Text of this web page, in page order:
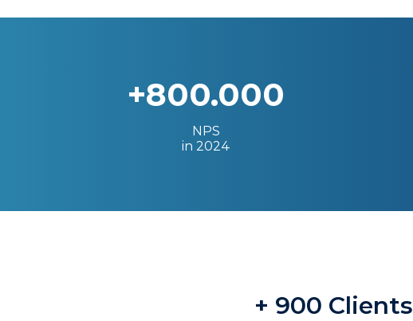
+800.000
NPS
in 2024
+ 900 Clients